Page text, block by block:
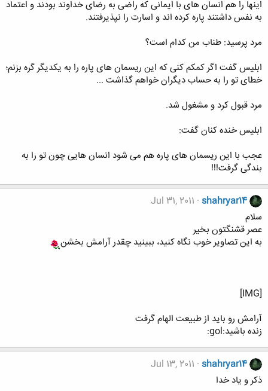
اینها را هم انسان های با ایمانی که راضی به رضای خداوند بودند و اعتماد
به نفس داشتند پاره کرده اند و اسارت را نپذیرفتند.
مرد پرسید: طناب من کدام است؟
ابلیس گفت اگر کمکم کنی که این ریسمان های پاره را به یکدیگر گره بزنم؛
خطای تو را به حساب دیگران خواهم گذاشت ...
مرد قبول کرد و مشغول شد.
ابلیس خنده کنان گفت:
عجب با این ریسمان های پاره هم می شود انسان هایی چون تو را به
بندگی گرفت!!!
shahryar14
Jul 31, 2011
سلام
عصر قشنگتون بخیر
به این تصاویر خوب نگاه کنید، ببینید چقدر آرامش بخشن
[IMG]
آرامش رو باید از طبیعت الهام گرفت
زنده باشید:gol:
shahryar14
Jul 13, 2011
ذکر و یاد خدا